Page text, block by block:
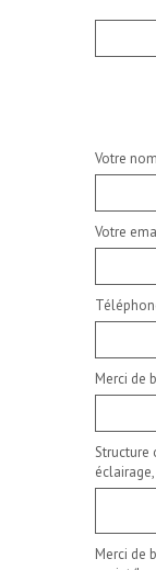
Votre
Votre
Merci de
Structure
Merci de